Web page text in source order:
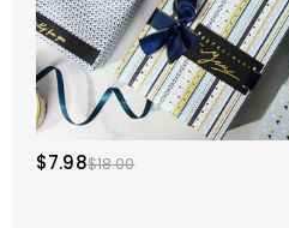
$7.98$18.00